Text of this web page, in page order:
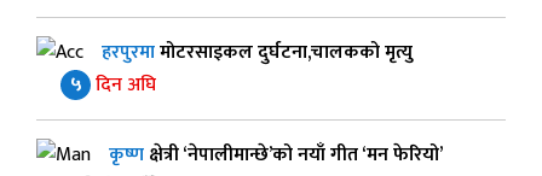
हरपुरमामोटरसाइकल दुर्घटना,चालकको मृत्यु
५ दिन अघि
कृष्णक्षेत्री ‘नेपालीमान्छे’को नयाँ गीत ‘मन फेरियो’